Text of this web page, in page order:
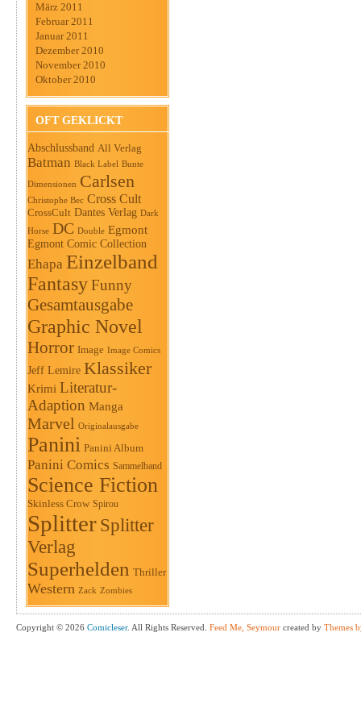
März 2011
Februar 2011
Januar 2011
Dezember 2010
November 2010
Oktober 2010
OFT GEKLICKT
Abschlussband All Verlag
Batman Black Label Bunte
Dimensionen Carlsen
Christophe Bec Cross Cult
CrossCult Dantes Verlag Dark
Horse DC Double Egmont
Egmont Comic Collection
Ehapa Einzelband
FantasyFunny
Gesamtausgabe
Graphic Novel
Horror Image Image Comics
Jeff Lemire Klassiker
Krimi Literatur-
Adaption Manga
Marvel Originalausgabe
Panini Panini Album
Panini Comics Sammelband
Science Fiction
Skinless Crow Spirou
Splitter Splitter
Verlag
Superhelden Thriller
Western Zack Zombies
Copyright © 2026 Comicleser. All Rights Reserved. Feed Me, Seymour created by Themes